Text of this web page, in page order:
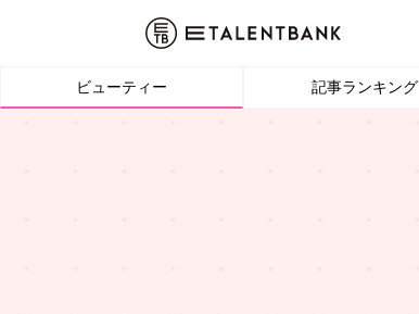
ビューティー 記事ランキング